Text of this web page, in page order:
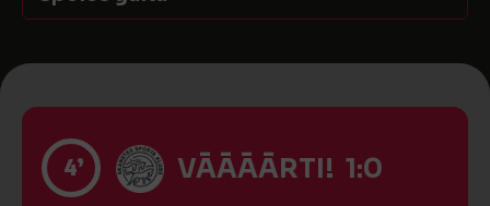
4’ VĀĀĀĀRTI! 1:0